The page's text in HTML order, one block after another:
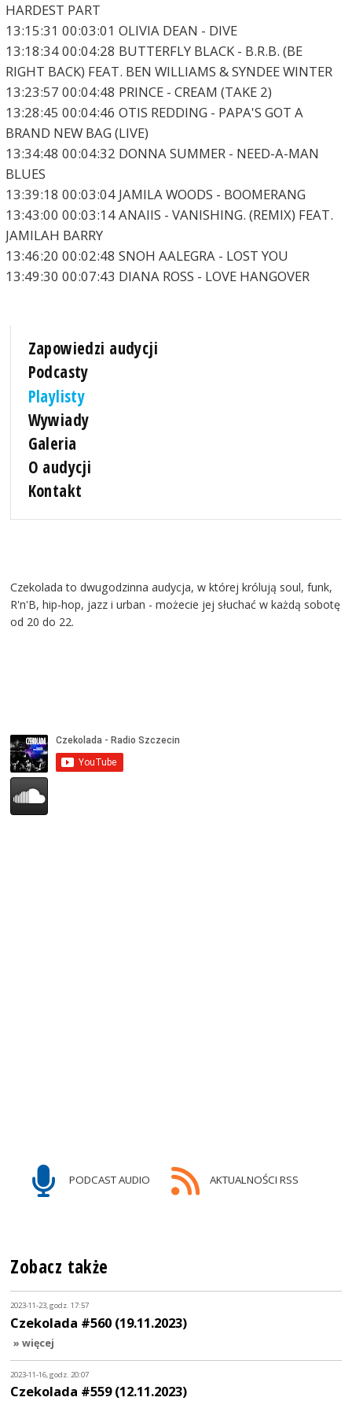
HARDEST PART
13:15:31 00:03:01 OLIVIA DEAN - DIVE
13:18:34 00:04:28 BUTTERFLY BLACK - B.R.B. (BE
RIGHT BACK) FEAT. BEN WILLIAMS & SYNDEE WINTER
13:23:57 00:04:48 PRINCE - CREAM (TAKE 2)
13:28:45 00:04:46 OTIS REDDING - PAPA'S GOT A
BRAND NEW BAG (LIVE)
13:34:48 00:04:32 DONNA SUMMER - NEED-A-MAN
BLUES
13:39:18 00:03:04 JAMILA WOODS - BOOMERANG
13:43:00 00:03:14 ANAIIS - VANISHING. (REMIX) FEAT.
JAMILAH BARRY
13:46:20 00:02:48 SNOH AALEGRA - LOST YOU
13:49:30 00:07:43 DIANA ROSS - LOVE HANGOVER
Zapowiedzi audycji
Podcasty
Playlisty
Wywiady
Galeria
O audycji
Kontakt
Czekolada to dwugodzinna audycja, w której królują soul, funk,
R'n'B, hip-hop, jazz i urban - możecie jej słuchać w każdą sobotę
od 20 do 22.
PODCAST AUDIO AKTUALNOŚCI RSS
Zobacz także
2023-11-23, godz. 17:57
Czekolada #560 (19.11.2023)
» więcej
2023-11-16, godz. 20:07
Czekolada #559 (12.11.2023)